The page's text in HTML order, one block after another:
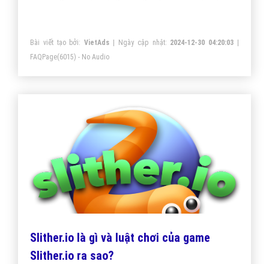
gọi các thành viên cùng tham gia với mục đích họp
măt, giải trí.
Bài viết tạo bởi:VietAds | Ngày cập nhật: 2024-12-30 04:20:03 |
FAQPage(6015) - No Audio
Slither.io là gì và luật chơi của game
Slither.io ra sao?